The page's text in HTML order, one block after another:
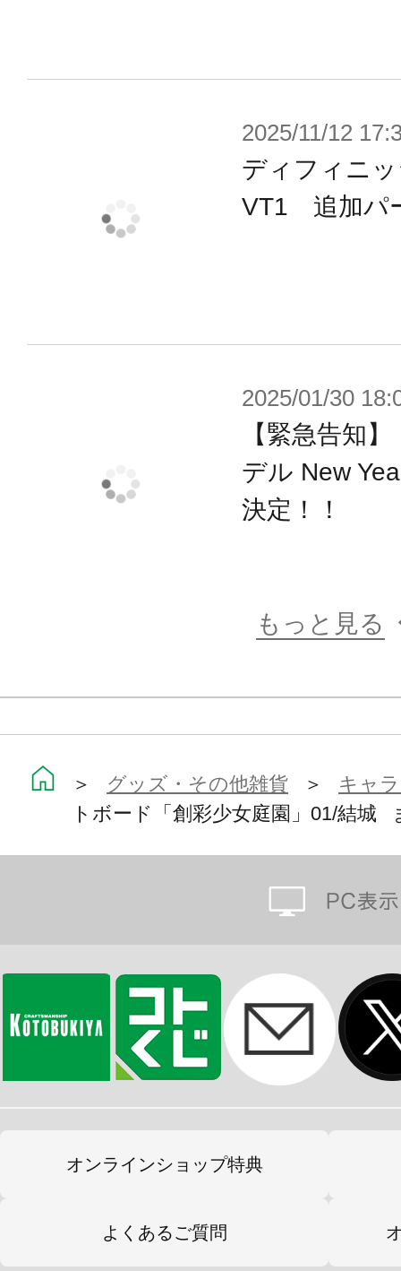
2025/11/12
ディフィニ
VT1 追加パ
2025/01/30
【緊急告知
デル New
決定！！
もっと見る
＞ グッズ・その他雑貨 ＞ キャ
トボード「創彩少女庭園」01/結
オンラインショップ特典
よくあるご質問